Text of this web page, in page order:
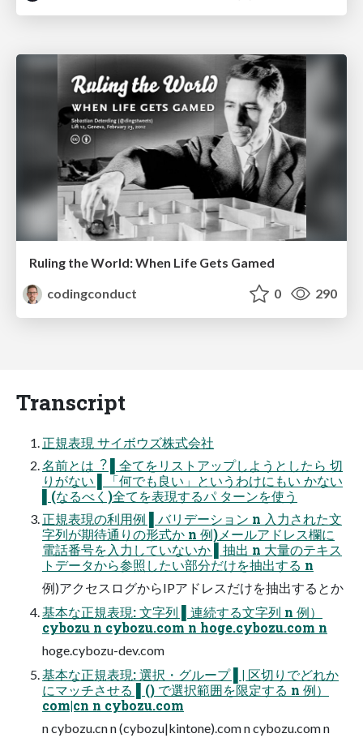
Ruling the World: When Life Gets Gamed
codingconduct
0 290
Transcript
正規表現 サイボウズ株式会社
名前とは︖ ▌全てをリストアップしようとしたら 切
りがない ▌「何でも良い」というわけにもい かない
▌(なるべく)全てを表現するパ ターンを使う
正規表現の利⽤例 ▌バリデーション n ⼊⼒された⽂
字列が期待通りの形式か n 例)メールアドレス欄に
電話番号を⼊⼒していないか ▌抽出 n ⼤量のテキス
トデータから参照したい部分だけを抽出する n
例)アクセスログからIPアドレスだけを抽出するとか
基本な正規表現: ⽂字列 ▌連続する⽂字列 n 例）
cybozu n cybozu.com n hoge.cybozu.com n
hoge.cybozu-dev.com
基本な正規表現: 選択・グループ ▌| 区切りでどれか
にマッチさせる ▌() で選択範囲を限定する n 例）
com|cn n cybozu.com
n cybozu.cn n (cybozu|kintone).com n cybozu.com n